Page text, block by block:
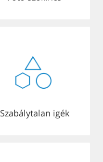
Szabálytalan igék